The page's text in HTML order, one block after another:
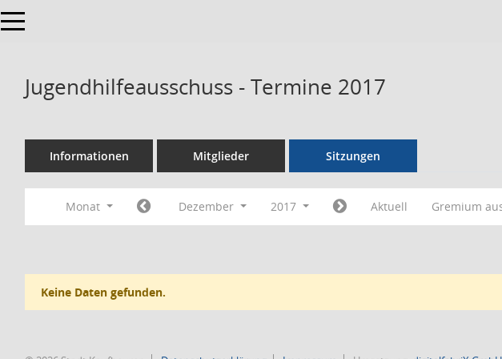
Toggle navigation
Jugendhilfeausschuss - Termine 2017
Informationen Mitglieder Sitzungen
Monat Dezember 2017 Aktuell Gremium
Keine Daten gefunden.